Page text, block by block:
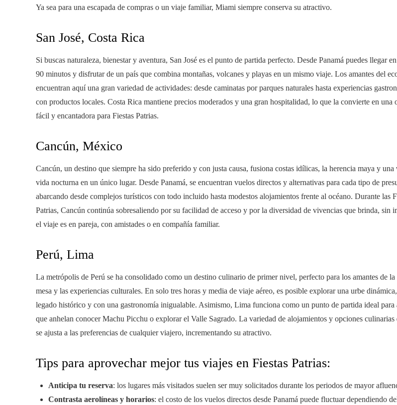
Ya sea para una escapada de compras o un viaje familiar, Miami siempre conserva su atractivo.
San José, Costa Rica
Si buscas naturaleza, bienestar y aventura, San José es el punto de partida perfecto. Desde Panamá puedes llegar
90 minutos y disfrutar de un país que combina montañas, volcanes y playas en un mismo viaje. Los amantes del
encuentran aquí una gran variedad de actividades: desde caminatas por parques naturales hasta experiencias
con productos locales. Costa Rica mantiene precios moderados y una gran hospitalidad, lo que la convierte en una
fácil y encantadora para Fiestas Patrias.
Cancún, México
Cancún, un destino que siempre ha sido preferido y con justa causa, fusiona costas idílicas, la herencia maya y una
vida nocturna en un único lugar. Desde Panamá, se encuentran vuelos directos y alternativas para cada tipo de
abarcando desde complejos turísticos con todo incluido hasta modestos alojamientos frente al océano. Durante las
Patrias, Cancún continúa sobresaliendo por su facilidad de acceso y por la diversidad de vivencias que brinda, sin
el viaje es en pareja, con amistades o en compañía familiar.
Perú, Lima
La metrópolis de Perú se ha consolidado como un destino culinario de primer nivel, perfecto para los amantes de la
mesa y las experiencias culturales. En solo tres horas y media de viaje aéreo, es posible explorar una urbe
legado histórico y con una gastronomía inigualable. Asimismo, Lima funciona como un punto de partida ideal para
que anhelan conocer Machu Picchu o explorar el Valle Sagrado. La variedad de alojamientos y opciones culinarias
se ajusta a las preferencias de cualquier viajero, incrementando su atractivo.
Tips para aprovechar mejor tus viajes en Fiestas Patrias:
Anticipa tu reserva: los lugares más visitados suelen ser muy solicitados durante los periodos de mayor
Contrasta aerolíneas y horarios: el costo de los vuelos directos desde Panamá puede fluctuar dependiendo